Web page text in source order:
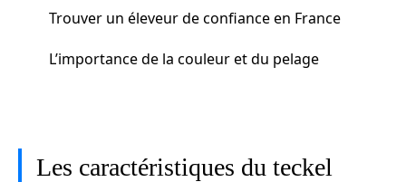
Trouver un éleveur de confiance en France
L’importance de la couleur et du pelage
Les caractéristiques du teckel